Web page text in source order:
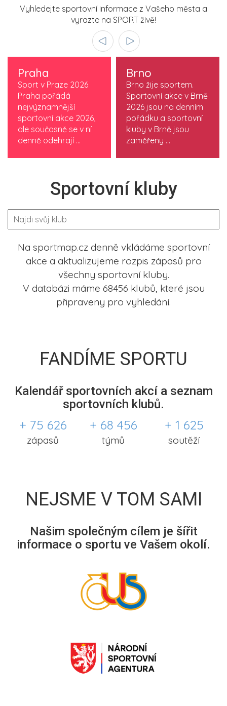
Vyhledejte sportovní informace z Vašeho města a
vyrazte na SPORT živě!
Praha
Sport v Praze 2026
Praha pořádá
nejvýznamnější
sportovní akce 2026,
ale současně se v ní
denně odehrají ...
Brno
Brno žije sportem.
Sportovní akce v Brně
2026 jsou na denním
pořádku a sportovní
kluby v Brně jsou
zaměřeny ...
Sportovní kluby
Na sportmap.cz denně vkládáme sportovní
akce a aktualizujeme rozpis zápasů pro
všechny sportovní kluby.
V databázi máme 68456 klubů, které jsou
připraveny pro vyhledání.
FANDÍME SPORTU
Kalendář sportovních akcí a seznam
sportovních klubů.
+ 75 626
zápasů
+ 68 456
týmů
+ 1 625
soutěží
NEJSME V TOM SAMI
Našim společným cílem je šířit
informace o sportu ve Vašem okolí.